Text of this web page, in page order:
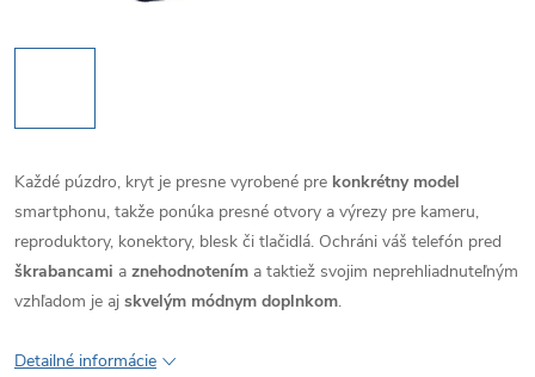
Každé púzdro, kryt je presne vyrobené pre konkrétny model
smartphonu, takže ponúka presné otvory a výrezy pre kameru,
reproduktory, konektory, blesk či tlačidlá. Ochráni váš telefón pred
škrabancami a znehodnotením a taktiež svojim neprehliadnuteľným
vzhľadom je aj skvelým módnym doplnkom.
Detailné informácie